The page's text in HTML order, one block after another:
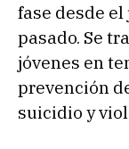
fase desde
pasado. Se
jóvenes en
prevención
suicidio y